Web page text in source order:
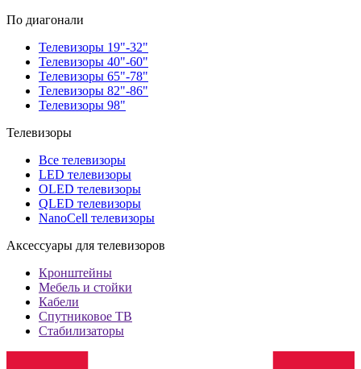
По диагонали
Телевизоры 19"-32"
Телевизоры 40"-60"
Телевизоры 65"-78"
Телевизоры 82"-86"
Телевизоры 98"
Телевизоры
Все телевизоры
LED телевизоры
OLED телевизоры
QLED телевизоры
NanoCell телевизоры
Аксессуары для телевизоров
Кронштейны
Мебель и стойки
Кабели
Спутниковое ТВ
Стабилизаторы